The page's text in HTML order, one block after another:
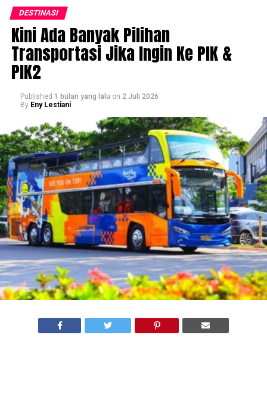
DESTINASI
Kini Ada Banyak Pilihan
Transportasi Jika Ingin Ke PIK &
PIK2
Published 1 bulan yang lalu on 2 Juli 2026
By Eny Lestiani